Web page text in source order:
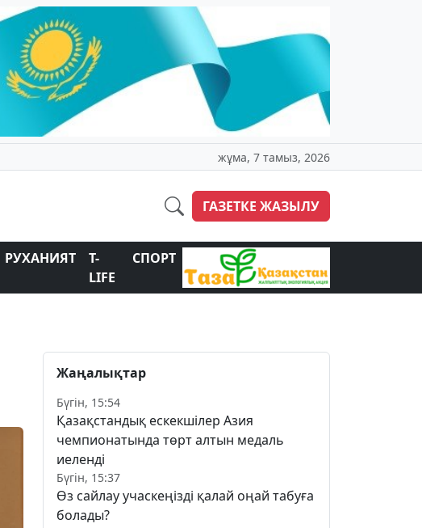
жұма, 7 тамыз, 2026
ГАЗЕТКЕ ЖАЗЫЛУ
РУХАНИЯТ
T-
LIFE
СПОРТ
Жаңалықтар
Бүгін, 15:54
Қазақстандық ескекшілер Азия
чемпионатында төрт алтын медаль
иеленді
Бүгін, 15:37
Өз сайлау учаскеңізді қалай оңай табуға
болады?